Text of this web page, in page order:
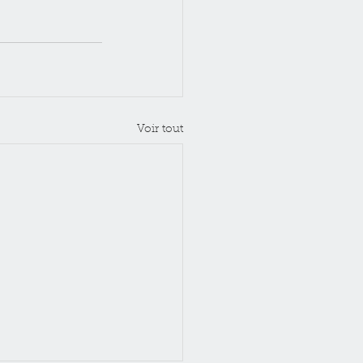
Voir tout